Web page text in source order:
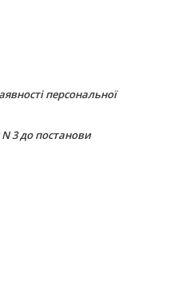
персональної
3 до постанови